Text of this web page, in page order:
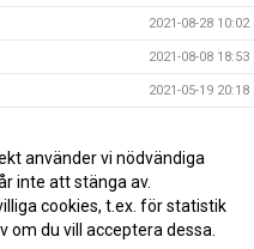
2021-08-28 10:02
2021-08-08 18:53
2021-05-19 20:18
2021-03-11 19:04
2020-10-14 20:14
använder vi nödvändiga
inte att stänga av.
cookies, t.ex. för statistik
om du vill acceptera dessa.